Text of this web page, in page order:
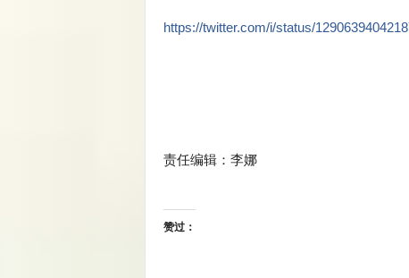
https://twitter.com/i/status/
责任编辑：李娜
赞过：